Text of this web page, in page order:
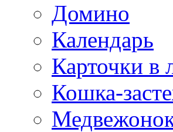
Домино
Календарь
Карточки в
Кошка-